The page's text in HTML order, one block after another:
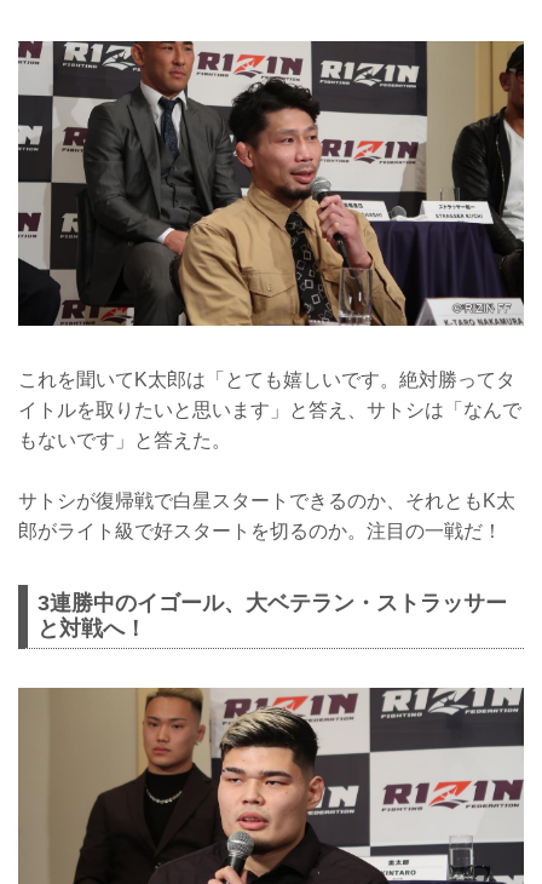
これを聞いてK太郎は「とても嬉しいです。絶対勝ってタ
イトルを取りたいと思います」と答え、サトシは「なんで
もないです」と答えた。
サトシが復帰戦で白星スタートできるのか、それともK太
郎がライト級で好スタートを切るのか。注目の一戦だ！
3連勝中のイゴール、大ベテラン・ストラッサー
と対戦へ！